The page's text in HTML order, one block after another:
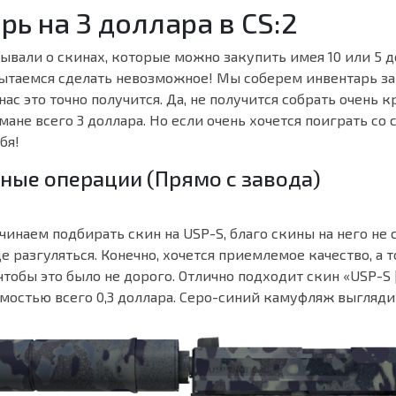
на 3 доллара в CS:2
о скинах, которые можно закупить имея 10 или 5
сделать невозможное! Мы соберем инвентарь
это точно получится. Да, не получится собрать очень
всего 3 доллара. Но если очень хочется поиграть со
операции (Прямо с завода)
подбирать скин на USP-S, благо скины на него не
разгуляться. Конечно, хочется приемлемое качество, а
это было не дорого. Отлично подходит скин «USP-
всего 0,3 доллара. Серо-синий камуфляж